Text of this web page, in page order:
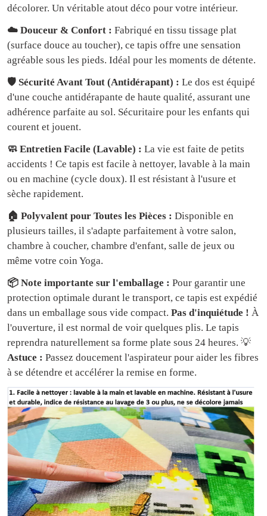
décolorer. Un véritable atout déco pour votre intérieur.
☁️ Douceur & Confort : Fabriqué en tissu tissage plat
(surface douce au toucher), ce tapis offre une sensation
agréable sous les pieds. Idéal pour les moments de détente.
🛡️ Sécurité Avant Tout (Antidérapant) : Le dos est équipé
d'une couche antidérapante de haute qualité, assurant une
adhérence parfaite au sol. Sécuritaire pour les enfants qui
courent et jouent.
🧼 Entretien Facile (Lavable) : La vie est faite de petits
accidents ! Ce tapis est facile à nettoyer, lavable à la main
ou en machine (cycle doux). Il est résistant à l'usure et
sèche rapidement.
🏠 Polyvalent pour Toutes les Pièces : Disponible en
plusieurs tailles, il s'adapte parfaitement à votre salon,
chambre à coucher, chambre d'enfant, salle de jeux ou
même votre coin Yoga.
📦 Note importante sur l'emballage : Pour garantir une
protection optimale durant le transport, ce tapis est expédié
dans un emballage sous vide compact. Pas d'inquiétude ! À
l'ouverture, il est normal de voir quelques plis. Le tapis
reprendra naturellement sa forme plate sous 24 heures. 💡
Astuce : Passez doucement l'aspirateur pour aider les fibres
à se détendre et accélérer la remise en forme.